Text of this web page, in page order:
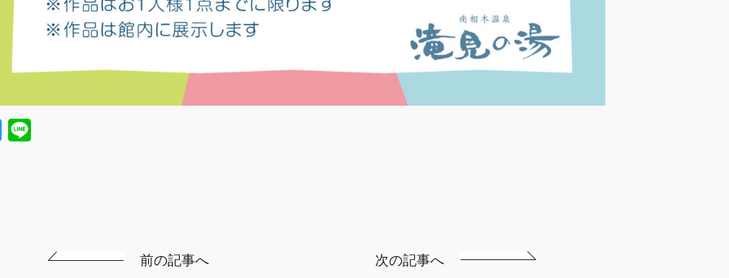
Twitter
次の記事へ
前の記事へ